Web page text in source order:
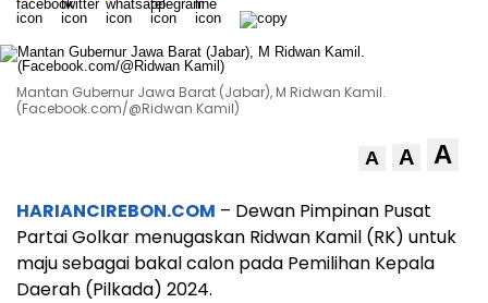
Mantan Gubernur Jawa Barat (Jabar), M Ridwan Kamil.
(Facebook.com/@Ridwan Kamil)
A A A
HARIANCIREBON.COM – Dewan Pimpinan Pusat
Partai Golkar menugaskan Ridwan Kamil (RK) untuk
maju sebagai bakal calon pada Pemilihan Kepala
Daerah (Pilkada) 2024.